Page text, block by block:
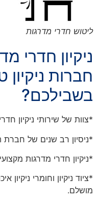
ליטוש חדרי מדרגות
ניקיון חדרי
חברות
בשבילכם?
*צוות של שירותי ניקיון
*ניסיון רב שנים של חברת
*ניקיון חדרי מדרגות
*ציוד ניקיון וחומרי
מושלם.